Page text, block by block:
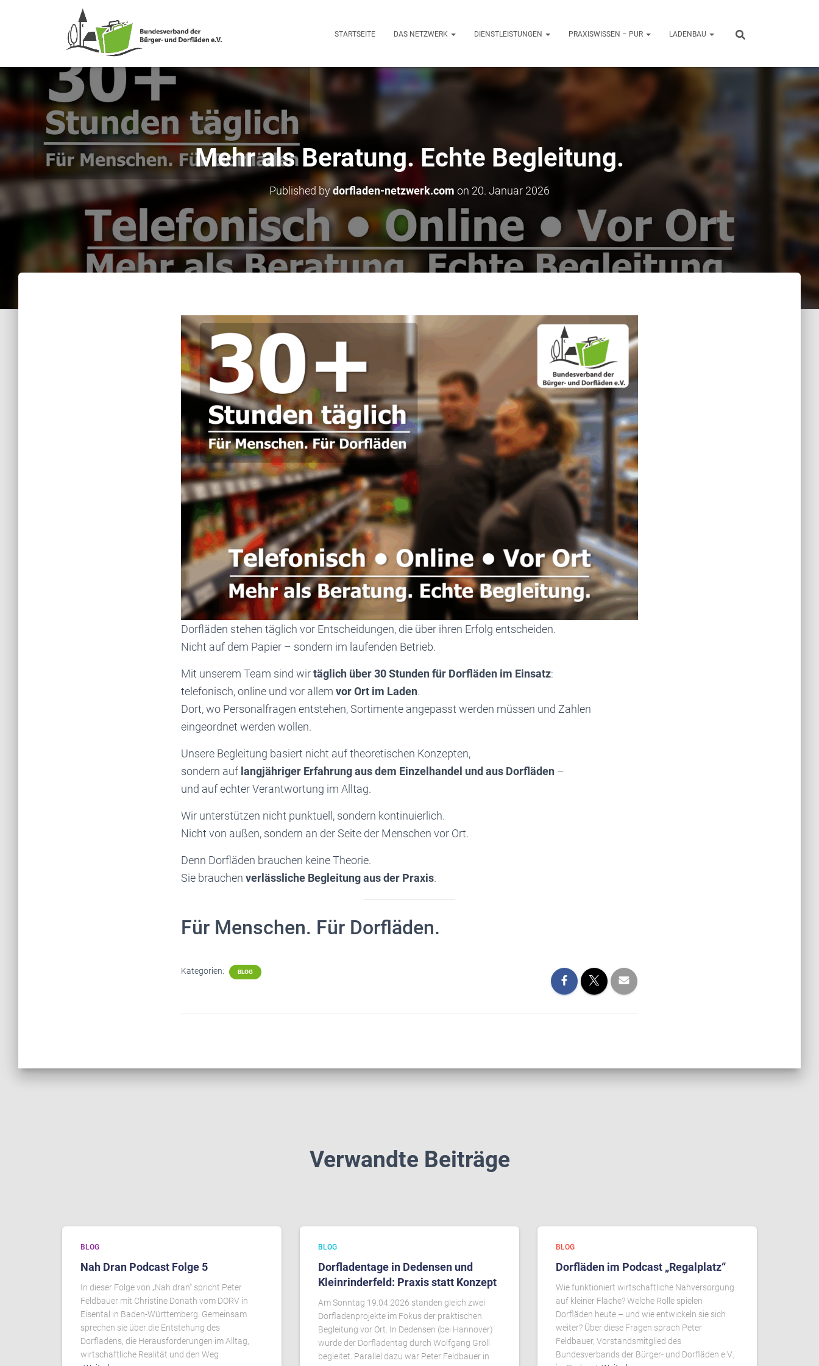
STARTSEITE DAS NETZWERK DIENSTLEISTUNGEN PRAXISWISSEN – PUR LADENBAU
Mehr als Beratung. Echte Begleitung.
Published bydorfladen-netzwerk.com on 20. Januar 2026
Dorfläden stehen täglich vor Entscheidungen, die über ihren Erfolg entscheiden.
Nicht auf dem Papier – sondern im laufenden Betrieb.
Mit unserem Team sind wirtäglich über 30 Stunden für Dorfläden im Einsatz:
telefonisch, online und vor allem vor Ort im Laden.
Dort, wo Personalfragen entstehen, Sortimente angepasst werden müssen und Zahlen
eingeordnet werden wollen.
Unsere Begleitung basiert nicht auf theoretischen Konzepten,
sondern auf langjähriger Erfahrung aus dem Einzelhandel und aus Dorfläden –
und auf echter Verantwortung im Alltag.
Wir unterstützen nicht punktuell, sondern kontinuierlich.
Nicht von außen, sondern an der Seite der Menschen vor Ort.
Denn Dorfläden brauchen keine Theorie.
Sie brauchen verlässliche Begleitung aus der Praxis.
Für Menschen. Für Dorfläden.
Kategorien: BLOG
Verwandte Beiträge
BLOG
Nah Dran Podcast Folge 5
In dieser Folge von „Nah dran“ spricht Peter
Feldbauer mit Christine Donath vom DORV in
Eisental in Baden-Württemberg. Gemeinsam
sprechen sie über die Entstehung des
Dorfladens, die Herausforderungen im Alltag,
wirtschaftliche Realität und den Weg
BLOG
Dorfladentage in Dedensen und
Kleinrinderfeld: Praxis statt Konzept
Am Sonntag 19.04.2026 standen gleich zwei
Dorfladenprojekte im Fokus der praktischen
Begleitung vor Ort. In Dedensen (bei Hannover)
wurde der Dorfladentag durch Wolfgang Gröll
begleitet. Parallel dazu war Peter Feldbauer in
BLOG
Dorfläden im Podcast „Regalplatz“
Wie funktioniert wirtschaftliche Nahversorgung
auf kleiner Fläche? Welche Rolle spielen
Dorfläden heute – und wie entwickeln sie sich
weiter? Über diese Fragen sprach Peter
Feldbauer, Vorstandsmitglied des
Bundesverbands der Bürger- und Dorfläden e.V.,